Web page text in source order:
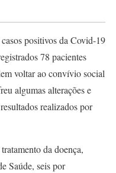
positivos da Covid-19
78 pacientes
voltar ao convívio social
algumas alterações e
realizados por
da doença,
Saúde, seis por